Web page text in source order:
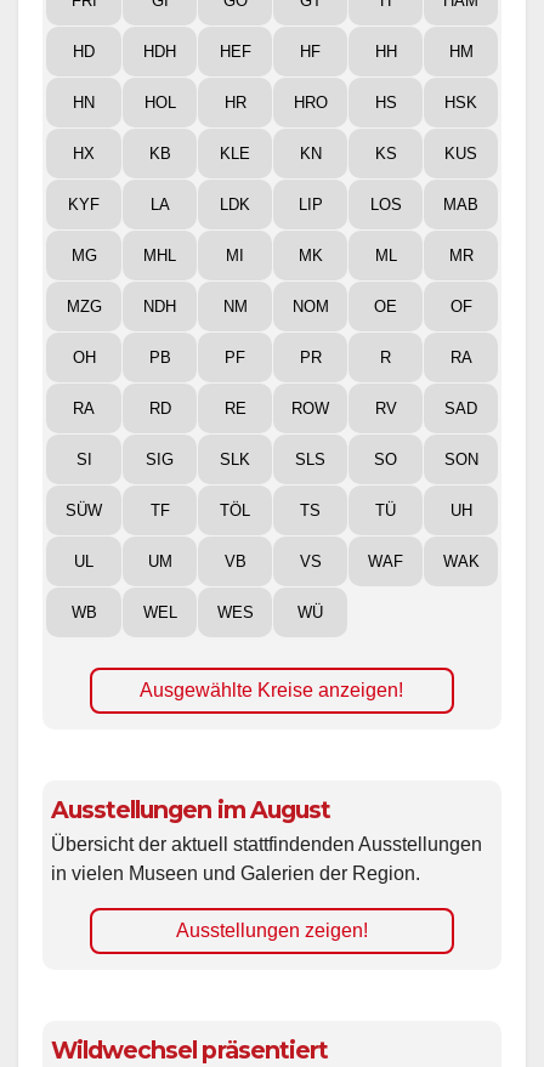
HD HDH HEF HF HH HM
HN HOL HR HRO HS HSK
HX KB KLE KN KS KUS
KYF LA LDK LIP LOS MAB
MG MHL MI MK ML MR
MZG NDH NM NOM OE OF
OH PB PF PR R RA
RA RD RE ROW RV SAD
SI SIG SLK SLS SO SON
SÜW TF TÖL TS TÜ UH
UL UM VB VS WAF WAK
WB WEL WES WÜ
Ausgewählte Kreise anzeigen!
Ausstellungen im August
Übersicht der aktuell stattfindenden Ausstellungen
in vielen Museen und Galerien der Region.
Ausstellungen zeigen!
Wildwechsel präsentiert